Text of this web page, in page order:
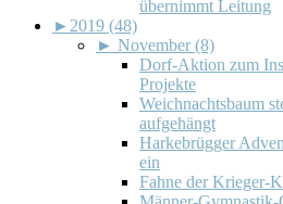
übernimmt Leitung
► 2019 (48)
► November (8)
Dorf-Aktion zum
Projekte
Weichnachtsbaum
aufgehängt
Harkebrügger
ein
Fahne der Krieger-